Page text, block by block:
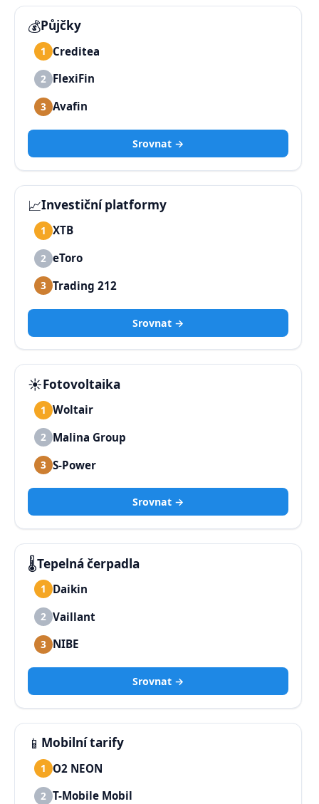
💰Půjčky
1 Creditea
2 FlexiFin
3 Avafin
Srovnat →
📈Investiční platformy
1 XTB
2 eToro
3 Trading 212
Srovnat →
☀️Fotovoltaika
1 Woltair
2 Malina Group
3 S-Power
Srovnat →
🌡️Tepelná čerpadla
1 Daikin
2 Vaillant
3 NIBE
Srovnat →
📱 Mobilní tarify
1 O2 NEON
2 T-Mobile Mobil